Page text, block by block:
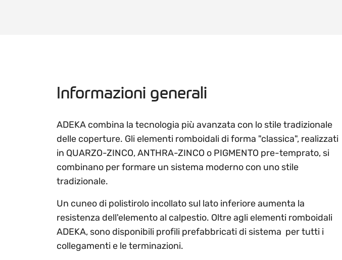
Informazioni generali
ADEKA combina la tecnologia più avanzata con lo stile tradizionale
delle coperture. Gli elementi romboidali di forma "classica", realizzati
in QUARZO-ZINCO, ANTHRA-ZINCO o PIGMENTO pre-temprato, si
combinano per formare un sistema moderno con uno stile
tradizionale.
Un cuneo di polistirolo incollato sul lato inferiore aumenta la
resistenza dell'elemento al calpestio. Oltre agli elementi romboidali
ADEKA, sono disponibili profili prefabbricati di sistema per tutti i
collegamenti e le terminazioni.